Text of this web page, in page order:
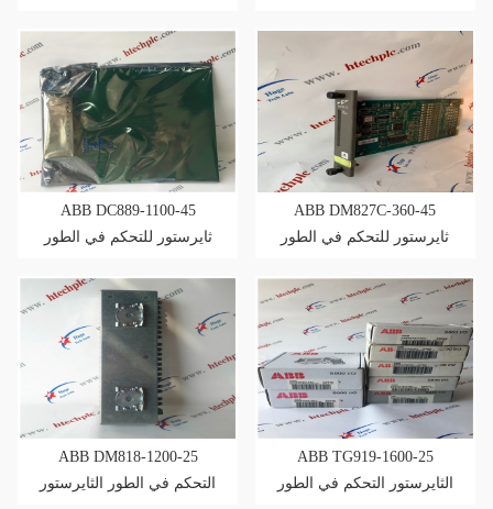
ABB DC889-1100-45
ثايرستور للتحكم في الطور
ABB DM827C-360-45
ثايرستور للتحكم في الطور
ABB DM818-1200-25
التحكم في الطور الثايرستور
ABB TG919-1600-25
الثايرستور التحكم في الطور